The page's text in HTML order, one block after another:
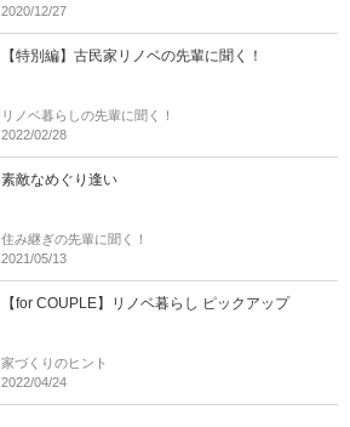
2020/12/27
【特別編】古民家リノベの先輩に聞く！
リノベ暮らしの先輩に聞く！
2022/02/28
素敵なめぐり逢い
住み継ぎの先輩に聞く！
2021/05/13
【for COUPLE】リノベ暮らし ピックアップ
家づくりのヒント
2022/04/24